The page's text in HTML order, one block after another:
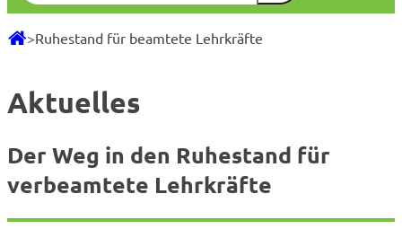
>Ruhestand für beamtete Lehrkräfte
Aktuelles
Der Weg in den Ruhestand für
verbeamtete Lehrkräfte